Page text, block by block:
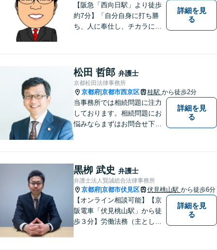
【阪急「西向日駅」より徒歩
約7分】「自分自身に打ち勝
ち、人に奉仕し、チカラにな
じて弁護活動をおこなってま
いります。お気軽にご相談く
ださい。
詳細を見
る
松田 哲郎 弁護士
京都松田法律事務所
京都府 京都市西京区 桂駅 から徒歩2分
当事務所では相続問題に注力
しております。相続問題にお
悩みならまずはお問合せ下さ
詳細を見
る
黒栁 武史 弁護士
弁護士法人賢誠総合法律事務所
京都府 京都市伏見区 伏見桃山駅 から徒歩6分
【オンライン相談可能】【京
阪電車「伏見桃山駅」から徒
歩３分】労働法務（主として
詳細を見
る